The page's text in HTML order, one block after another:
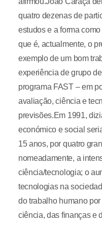
quatro dezenas de
estudos e a forma
que é, actualmente, o
exemplo de um bom
experiência de grupo
programa FAST – em
avaliação, ciência e
previsões.Em 1991,
económico e social
15 anos, por quatro
nomeadamente, a
ciência/tecnologia; o
tecnologias na
do trabalho humano
ciência, das finanças e